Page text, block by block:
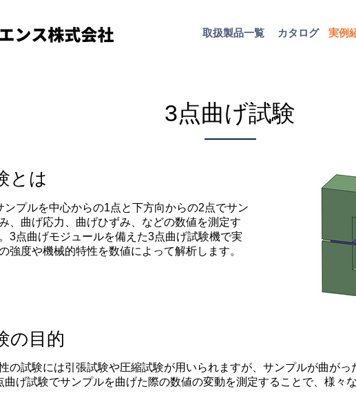
取扱​製品一覧 実例
カタログ
3点曲げ試験
とは
ンプルを中心からの1点と下方向からの2点でサン
、曲げ応力、曲げひずみ、などの数値を測定す
3点曲げモジュールを備えた3点曲げ試験機で実
強度や機械的特性を数値によって解析します。
の目的
の試験には引張試験や圧縮試験が用いられますが、サンプルが曲が
曲げ試験でサンプルを曲げた際の数値の変動を測定することで、様々